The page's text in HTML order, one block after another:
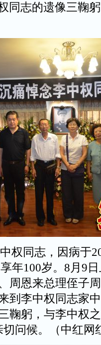
同志的遗像三鞠
权同志，因病于
年100岁。8月9
周恩来总理侄子
到李中权同志家
鞠躬，与李中权
问候。（中红网